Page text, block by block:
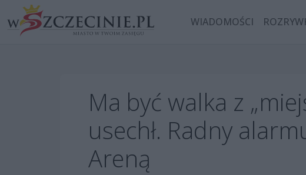
WIADOMOŚCI
Ma być walka z
usechł. Radny
Areną